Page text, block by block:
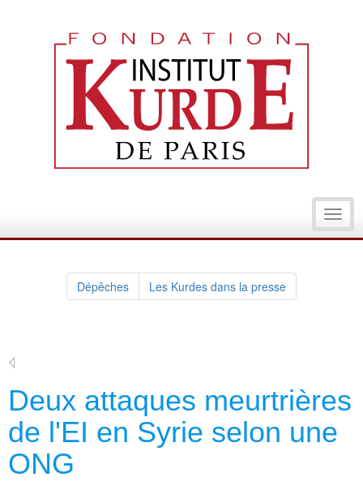
Dépêches Les Kurdes dans la presse
Deux attaques meurtrières
de l'EI en Syrie selon une
ONG